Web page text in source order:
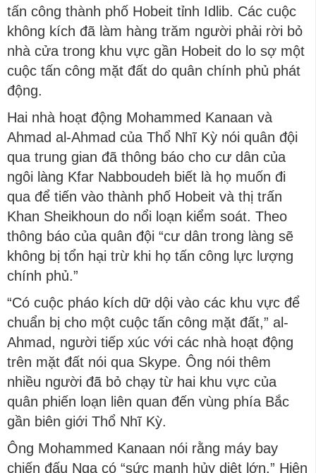
tấn công thành phố Hobeit tỉnh Idlib. Các cuộc
không kích đã làm hàng trăm người phải rời bỏ
nhà cửa trong khu vực gần Hobeit do lo sợ một
cuộc tấn công mặt đất do quân chính phủ phát
động.
Hai nhà hoạt động Mohammed Kanaan và
Ahmad al-Ahmad của Thổ Nhĩ Kỳ nói quân đội
qua trung gian đã thông báo cho cư dân của
ngôi làng Kfar Nabboudeh biết là họ muốn đi
qua để tiến vào thành phố Hobeit và thị trấn
Khan Sheikhoun do nổi loạn kiểm soát. Theo
thông báo của quân đội “cư dân trong làng sẽ
không bị tổn hại trừ khi họ tấn công lực lượng
chính phủ.”
“Có cuộc pháo kích dữ dội vào các khu vực để
chuẩn bị cho một cuộc tấn công mặt đất,” al-
Ahmad, người tiếp xúc với các nhà hoạt động
trên mặt đất nói qua Skype. Ông nói thêm
nhiều người đã bỏ chạy từ hai khu vực của
quân phiến loạn liên quan đến vùng phía Bắc
gần biên giới Thổ Nhĩ Kỳ.
Ông Mohammed Kanaan nói rằng máy bay
chiến đấu Nga có “sức mạnh hủy diệt lớn.” Hiện